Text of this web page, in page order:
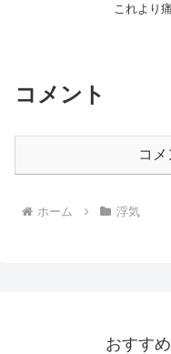
これより
コメント
コ
ホーム 浮気
おすす